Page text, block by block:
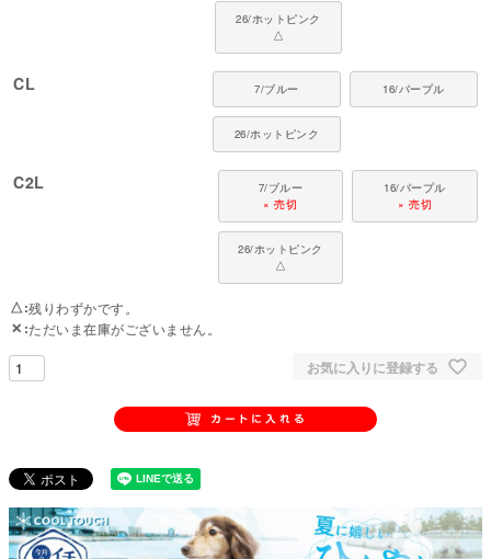
26/ホットピンク
△
CL 7/ブルー 16/パープル
26/ホットピンク
C2L
7/ブルー
× 売切
16/パープル
× 売切
26/ホットピンク
△
△ 残りわずかです。
✕ ただいま在庫がございません。
お気に入りに登録する